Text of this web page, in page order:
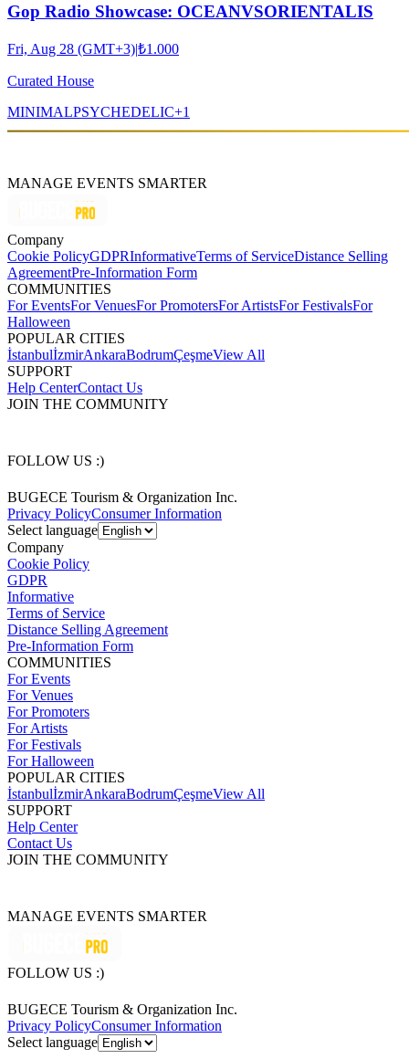
Gop Radio Showcase: OCEANVSORIENTALIS
Fri, Aug 28 (GMT+3)|₺1.000
Curated House
MINIMALPSYCHEDELIC+1
MANAGE EVENTS SMARTER
Company
Cookie PolicyGDPRInformativeTerms of ServiceDistance Selling
AgreementPre-Information Form
COMMUNITIES
For EventsFor VenuesFor PromotersFor ArtistsFor FestivalsFor
Halloween
POPULAR CITIES
İstanbulİzmirAnkaraBodrumÇeşmeView All
SUPPORT
Help CenterContact Us
JOIN THE COMMUNITY
FOLLOW US :)
BUGECE Tourism & Organization Inc.
Privacy PolicyConsumer Information
Select language
Company
Cookie Policy
GDPR
Informative
Terms of Service
Distance Selling Agreement
Pre-Information Form
COMMUNITIES
For Events
For Venues
For Promoters
For Artists
For Festivals
For Halloween
POPULAR CITIES
İstanbulİzmirAnkaraBodrumÇeşmeView All
SUPPORT
Help Center
Contact Us
JOIN THE COMMUNITY
MANAGE EVENTS SMARTER
FOLLOW US :)
BUGECE Tourism & Organization Inc.
Privacy PolicyConsumer Information
Select language